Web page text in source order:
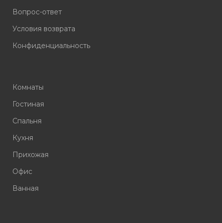
Вопрос-ответ
Условия возврата
Конфиденциальность
Комнаты
Гостиная
Спальня
Кухня
Прихожая
Офис
Ванная